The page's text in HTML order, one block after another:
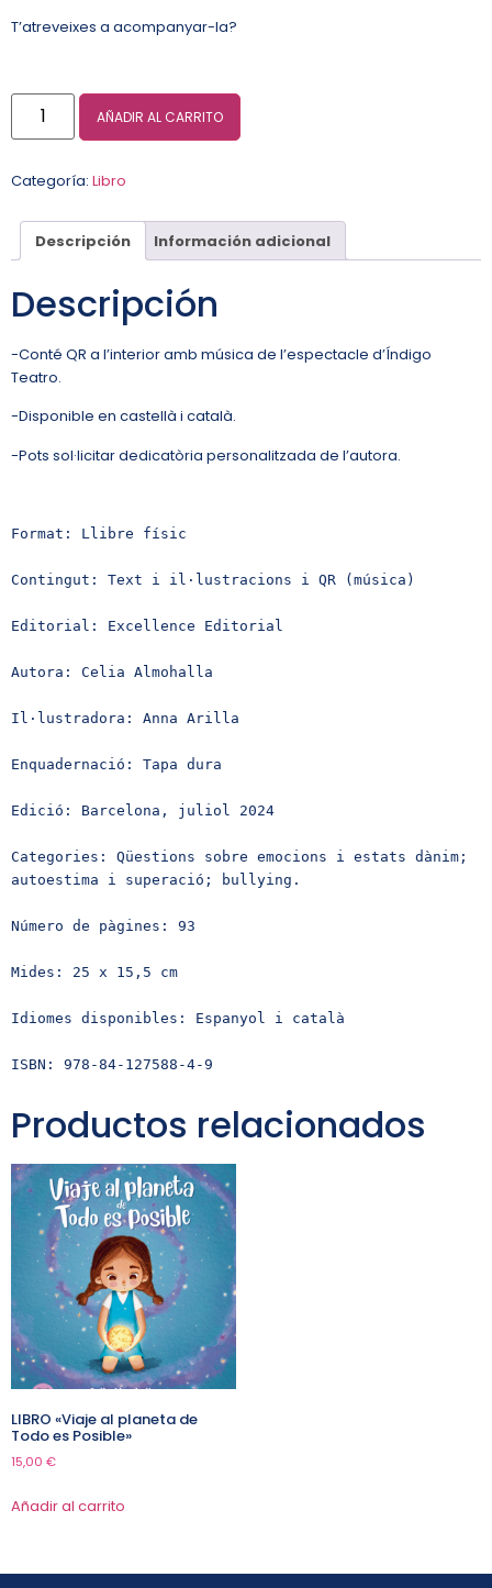
T’atreveixes a acompanyar-la?
AÑADIR AL CARRITO
Categoría: Libro
Descripción Información adicional
Descripción
-Conté QR a l’interior amb música de l’espectacle d’Índigo
Teatro.
-Disponible en castellà i català.
-Pots sol·licitar dedicatòria personalitzada de l’autora.
Format: Llibre físic
Contingut: Text i il·lustracions i QR (música)
Editorial: Excellence Editorial
Autora: Celia Almohalla
Il·lustradora: Anna Arilla
Enquadernació: Tapa dura
Edició: Barcelona, ​​juliol 2024
Categories: Qüestions sobre emocions i estats dànim;
autoestima i superació; bullying.
Número de pàgines: 93
Mides: 25 x 15,5 cm
Idiomes disponibles: Espanyol i català
ISBN: 978-84-127588-4-9
Productos relacionados
LIBRO «Viaje al planeta de
Todo es Posible»
15,00 €
Añadir al carrito